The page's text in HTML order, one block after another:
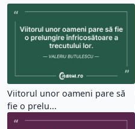
Viitorul unor oameni pare să
fie o prelu...